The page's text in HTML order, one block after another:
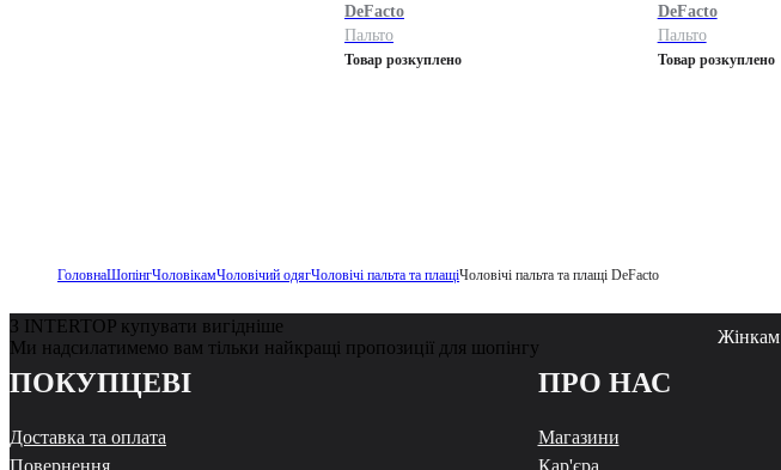
DeFacto
Пальто
Товар розкуплено
DeFacto
Пальто
Товар розкуплено
ГоловнаШопінгЧоловікамЧоловічий одягЧоловічі пальта та плащіЧоловічі пальта та плащі DeFacto
З INTERTOP купувати вигідніше
Ми надсилатимемо вам тільки найкращі пропозиції для шопінгу
Жінкам
ПОКУПЦЕВІ
Доставка та оплата
Повернення
ПРО НАС
Магазини
Кар'єра